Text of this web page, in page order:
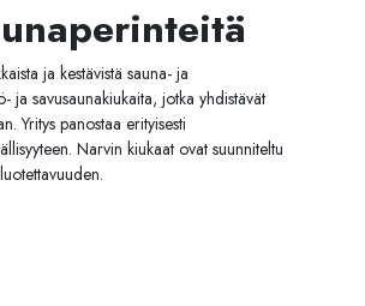
ja kestävistä sauna- ja
ja savusaunakiukaita, jotka yhdistävät
Yritys panostaa erityisesti
Narvin kiukaat ovat suunniteltu